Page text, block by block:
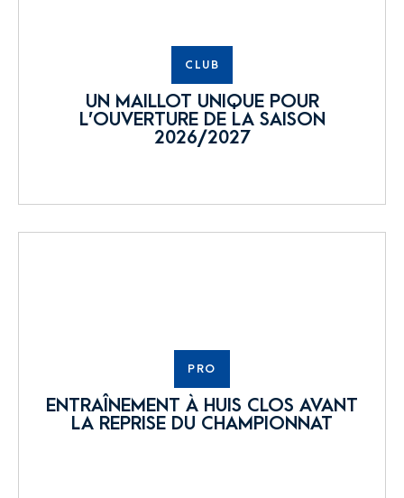
CLUB
UN MAILLOT UNIQUE POUR
L’OUVERTURE DE LA SAISON
2026/2027
PRO
ENTRAÎNEMENT À HUIS CLOS AVANT
LA REPRISE DU CHAMPIONNAT